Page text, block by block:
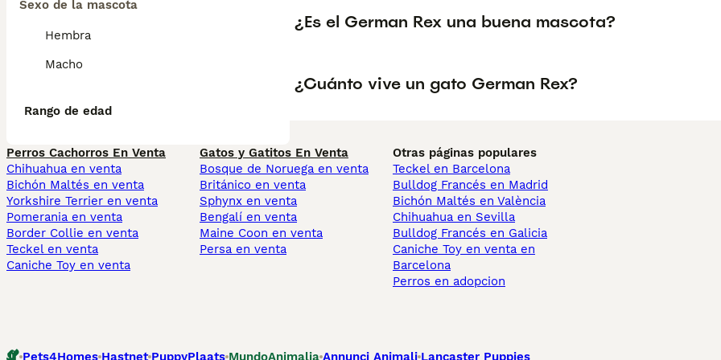
Sexo de la mascota
Hembra
Macho
Rango de edad
¿Es el German Rex una buena mascota?
¿Cuánto vive un gato German Rex?
Perros Cachorros En Venta
Chihuahua en venta
Bichón Maltés en venta
Yorkshire Terrier en venta
Pomerania en venta
Border Collie en venta
Teckel en venta
Caniche Toy en venta
Gatos y Gatitos En Venta
Bosque de Noruega en venta
Británico en venta
Sphynx en venta
Bengalí en venta
Maine Coon en venta
Persa en venta
Otras páginas populares
Teckel en Barcelona
Bulldog Francés en Madrid
Bichón Maltés en València
Chihuahua en Sevilla
Bulldog Francés en Galicia
Caniche Toy en venta en
Barcelona
Perros en adopcion
Pets4Homes Hastnet PuppyPlaats MundoAnimalia Annunci Animali Lancaster Puppies